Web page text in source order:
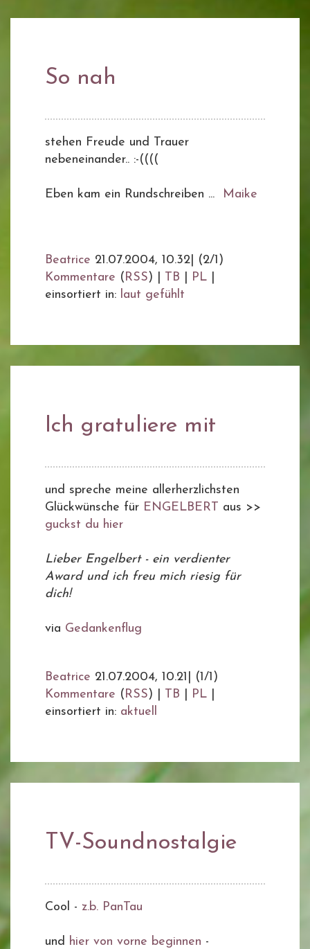
So nah
stehen Freude und Trauer
nebeneinander.. :-((((
Eben kam ein Rundschreiben ... Maike
Beatrice 21.07.2004, 10.32
(2/1)
Kommentare (RSS) | TB PL
einsortiert in: laut gefühlt
Ich gratuliere mit
und spreche meine allerherzlichsten
Glückwünsche für ENGELBERT aus >>
guckst du hier
Lieber Engelbert - ein verdienter
Award und ich freu mich riesig für
dich!
via Gedankenflug
Beatrice 21.07.2004, 10.21
(1/1)
Kommentare (RSS) | TB PL
einsortiert in: aktuell
TV-Soundnostalgie
Cool - z.b. PanTau
und hier von vorne beginnen -